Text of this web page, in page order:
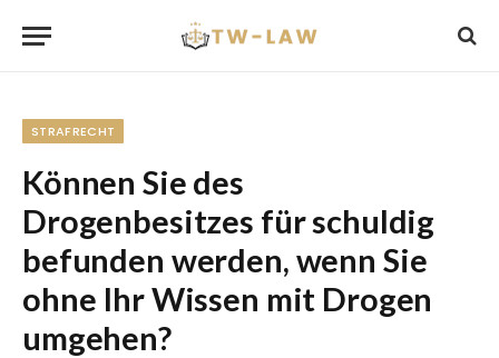
STRAFRECHT
Können Sie des
Drogenbesitzes für schuldig
befunden werden, wenn Sie
ohne Ihr Wissen mit Drogen
umgehen?